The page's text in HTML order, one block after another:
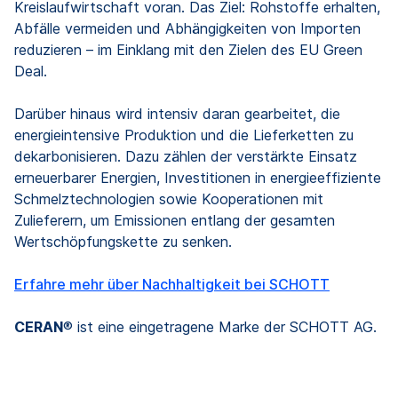
Kreislaufwirtschaft voran. Das Ziel: Rohstoffe erhalten,
Abfälle vermeiden und Abhängigkeiten von Importen
reduzieren – im Einklang mit den Zielen des EU Green
Deal.
Darüber hinaus wird intensiv daran gearbeitet, die
energieintensive Produktion und die Lieferketten zu
dekarbonisieren. Dazu zählen der verstärkte Einsatz
erneuerbarer Energien, Investitionen in energieeffiziente
Schmelztechnologien sowie Kooperationen mit
Zulieferern, um Emissionen entlang der gesamten
Wertschöpfungskette zu senken.
Erfahre mehr über Nachhaltigkeit bei SCHOTT
CERAN® ist eine eingetragene Marke der SCHOTT AG.